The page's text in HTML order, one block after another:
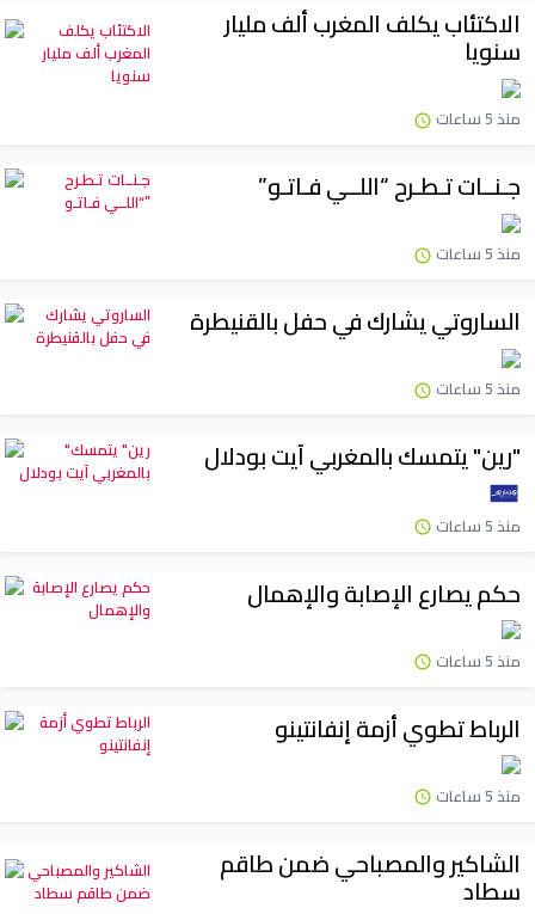
الاكتئاب يكلف المغرب ألف مليار
سنويا
منذ 5 ساعات
جـنــات تـطـرح “اللــي فـاتـو”
منذ 5 ساعات
الساروتي يشارك في حفل بالقنيطرة
منذ 5 ساعات
"رين" يتمسك بالمغربي آيت بودلال
منذ 5 ساعات
حكم يصارع الإصابة والإهمال
منذ 5 ساعات
الرباط تطوي أزمة إنفانتينو
منذ 5 ساعات
الشاكير والمصباحي ضمن طاقم
سطاد